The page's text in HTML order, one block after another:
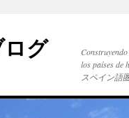
グ
los países de
スペイン語